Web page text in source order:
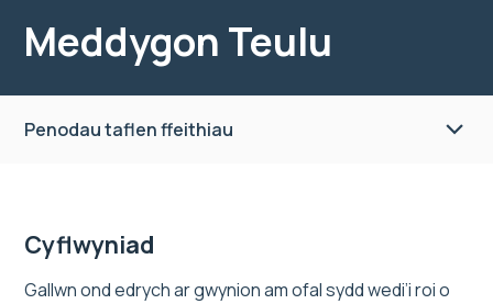
Meddygon Teulu
Penodau taflen ffeithiau
Cyflwyniad
Gallwn ond edrych ar gwynion am ofal sydd wedi’i roi o